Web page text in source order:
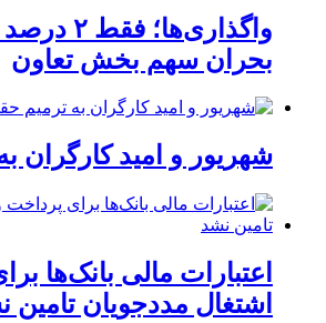
بحران سهم بخش تعاون
شهریور و امید کارگران
اعتبارات مالی بانک‌ها
اشتغال مددجویان تامین